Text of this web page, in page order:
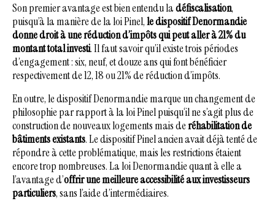
Son premier avantage est bien entendu ladéfiscalisation,
puisqu’à la manière de la loi Pinel,le dispositif Denormandie
donne droit à une réduction d’impôts qui peut aller à 21% du
montant total investi. Il faut savoir qu’il existe trois périodes
d’engagement : six, neuf, et douze ans qui font bénéficier
respectivement de 12, 18 ou 21% de réduction d’impôts.
En outre, le dispositif Denormandie marque un changement de
philosophie par rapport à la loi Pinel puisqu‘il ne s’agit plus de
construction de nouveaux logements mais deréhabilitation de
bâtiments existants. Le dispositif Pinel ancien avait déjà tenté de
répondre à cette problématique, mais les restrictions étaient
encore trop nombreuses. La loi Denormandie quant à elle a
l’avantage d’offrir une meilleure accessibilité aux investisseurs
particuliers, sans l’aide d’intermédiaires.